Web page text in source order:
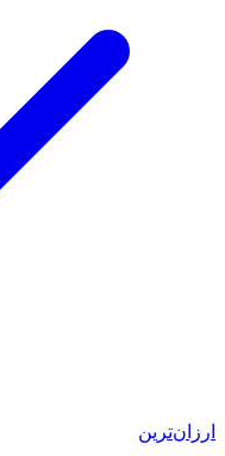
ارزان‌ترین